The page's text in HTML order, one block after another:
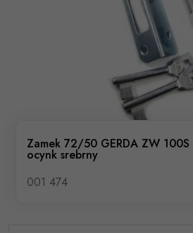
Zamek 72/50 GERDA ZW
ocynk srebrny
001 474